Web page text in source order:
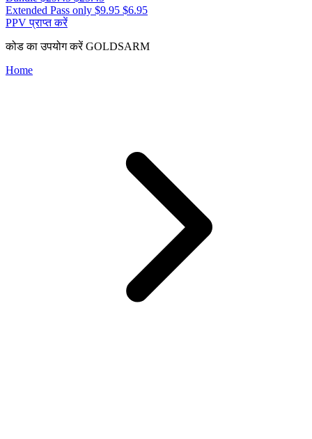
Extended Pass only $9.95 $6.95
PPV प्राप्त करें
कोड का उपयोग करेंGOLDSARM
Home